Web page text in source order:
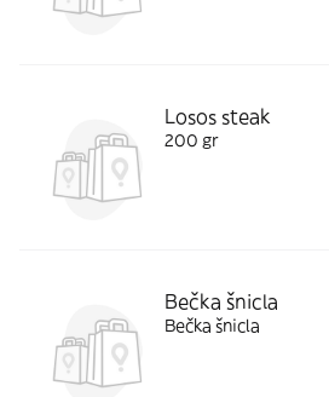
Losos steak
200 gr
Bečka šnicla
Bečka šnicla